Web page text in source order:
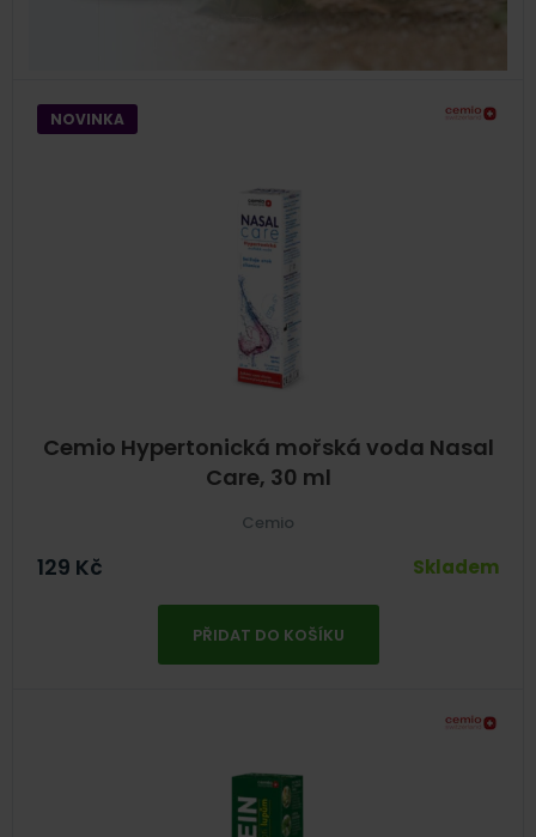
Cemio Hypertonická mořská voda Nasal
Care, 30 ml
NOVINKA
Cemio
129 Kč Skladem
PŘIDAT DO KOŠÍKU